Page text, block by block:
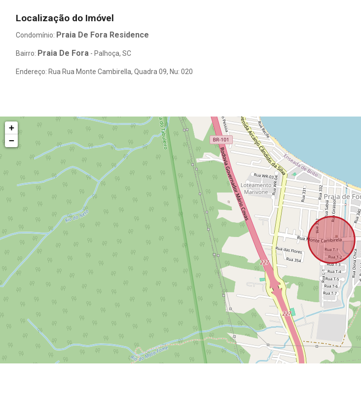
Localização do Imóvel
Condomínio: Praia De Fora Residence
Bairro: Praia De Fora - Palhoça, SC
Endereço: Rua Rua Monte Cambirella, Quadra 09, Nu: 020
+
−